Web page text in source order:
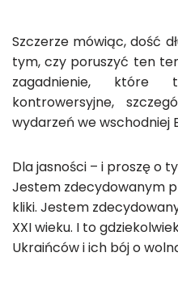
Szczerze mówiąc, dość
tym, czy poruszyć ten
zagadnienie,
kontrowersyjne,
wydarzeń we wschodniej
Dla jasności – i proszę o
Jestem zdecydowanym
kliki. Jestem
XXI wieku. I to
Ukraińców i ich bój o